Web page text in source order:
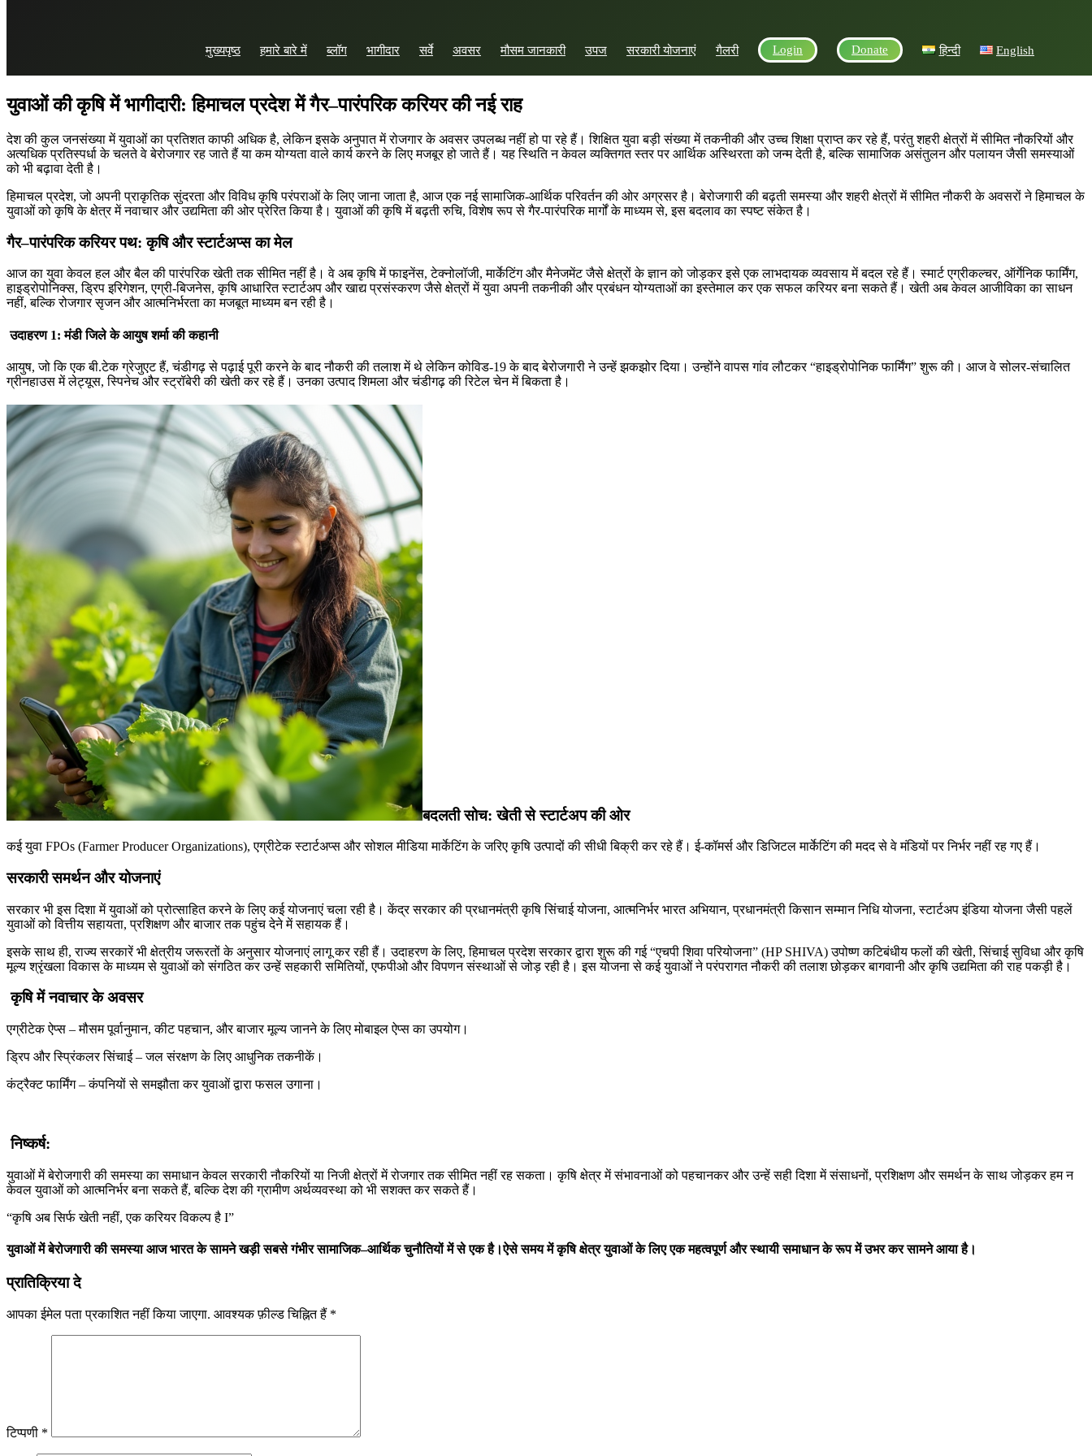
मुख्यपृष्ठ हमारे बारे में ब्लॉग भागीदार सर्वे अवसर मौसम जानकारी उपज सरकारी योजनाएं गैलरी Login Donate हिन्दी English
युवाओं की कृषि में भागीदारी:हिमाचल प्रदेश में गैर–पारंपरिक करियर की नई राह
देश की कुल जनसंख्या में युवाओं का प्रतिशत काफी अधिक है, लेकिन इसके अनुपात में रोजगार के अवसर उपलब्ध नहीं हो पा रहे हैं। शिक्षित युवा बड़ी संख्या में तकनीकी और उच्च शिक्षा प्राप्त कर रहे हैं, परंतु शहरी क्षेत्रों में सीमित नौकरियों और
अत्यधिक प्रतिस्पर्धा के चलते वे बेरोजगार रह जाते हैं या कम योग्यता वाले कार्य करने के लिए मजबूर हो जाते हैं। यह स्थिति न केवल व्यक्तिगत स्तर पर आर्थिक अस्थिरता को जन्म देती है, बल्कि सामाजिक असंतुलन और पलायन जैसी समस्याओं
को भी बढ़ावा देती है।
हिमाचल प्रदेश, जो अपनी प्राकृतिक सुंदरता और विविध कृषि परंपराओं के लिए जाना जाता है, आज एक नई सामाजिक-आर्थिक परिवर्तन की ओर अग्रसर है। बेरोजगारी की बढ़ती समस्या और शहरी क्षेत्रों में सीमित नौकरी के अवसरों ने हिमाचल के
युवाओं को कृषि के क्षेत्र में नवाचार और उद्यमिता की ओर प्रेरित किया है। युवाओं की कृषि में बढ़ती रुचि, विशेष रूप से गैर-पारंपरिक मार्गों के माध्यम से, इस बदलाव का स्पष्ट संकेत है।
गैर–पारंपरिक करियर पथ:कृषि और स्टार्टअप्स का मेल
आज का युवा केवल हल और बैल की पारंपरिक खेती तक सीमित नहीं है। वे अब कृषि में फाइनेंस, टेक्नोलॉजी, मार्केटिंग और मैनेजमेंट जैसे क्षेत्रों के ज्ञान को जोड़कर इसे एक लाभदायक व्यवसाय में बदल रहे हैं। स्मार्ट एग्रीकल्चर, ऑर्गेनिक फार्मिंग,
हाइड्रोपोनिक्स, ड्रिप इरिगेशन, एग्री-बिजनेस, कृषि आधारित स्टार्टअप और खाद्य प्रसंस्करण जैसे क्षेत्रों में युवा अपनी तकनीकी और प्रबंधन योग्यताओं का इस्तेमाल कर एक सफल करियर बना सकते हैं। खेती अब केवल आजीविका का साधन
नहीं, बल्कि रोजगार सृजन और आत्मनिर्भरता का मजबूत माध्यम बन रही है।
उदाहरण 1: मंडी जिले के आयुष शर्मा की कहानी
आयुष, जो कि एक बी.टेक ग्रेजुएट हैं, चंडीगढ़ से पढ़ाई पूरी करने के बाद नौकरी की तलाश में थे लेकिन कोविड-19 के बाद बेरोजगारी ने उन्हें झकझोर दिया। उन्होंने वापस गांव लौटकर “हाइड्रोपोनिक फार्मिंग” शुरू की। आज वे सोलर-संचालित
ग्रीनहाउस में लेट्यूस, स्पिनेच और स्ट्रॉबेरी की खेती कर रहे हैं। उनका उत्पाद शिमला और चंडीगढ़ की रिटेल चेन में बिकता है।
बदलती सोच:खेती से स्टार्टअप की ओर
कई युवा FPOs (Farmer Producer Organizations), एग्रीटेक स्टार्टअप्स और सोशल मीडिया मार्केटिंग के जरिए कृषि उत्पादों की सीधी बिक्री कर रहे हैं। ई-कॉमर्स और डिजिटल मार्केटिंग की मदद से वे मंडियों पर निर्भर नहीं रह गए हैं।
सरकारी समर्थन और योजनाएं
सरकार भी इस दिशा में युवाओं को प्रोत्साहित करने के लिए कई योजनाएं चला रही है। केंद्र सरकार की प्रधानमंत्री कृषि सिंचाई योजना, आत्मनिर्भर भारत अभियान, प्रधानमंत्री किसान सम्मान निधि योजना, स्टार्टअप इंडिया योजना जैसी पहलें
युवाओं को वित्तीय सहायता, प्रशिक्षण और बाजार तक पहुंच देने में सहायक हैं।
इसके साथ ही, राज्य सरकारें भी क्षेत्रीय जरूरतों के अनुसार योजनाएं लागू कर रही हैं। उदाहरण के लिए, हिमाचल प्रदेश सरकार द्वारा शुरू की गई “एचपी शिवा परियोजना” (HP SHIVA) उपोष्ण कटिबंधीय फलों की खेती, सिंचाई सुविधा और कृषि
मूल्य श्रृंखला विकास के माध्यम से युवाओं को संगठित कर उन्हें सहकारी समितियों, एफपीओ और विपणन संस्थाओं से जोड़ रही है। इस योजना से कई युवाओं ने परंपरागत नौकरी की तलाश छोड़कर बागवानी और कृषि उद्यमिता की राह पकड़ी है।
कृषि में नवाचार के अवसर
एग्रीटेक ऐप्स – मौसम पूर्वानुमान, कीट पहचान, और बाजार मूल्य जानने के लिए मोबाइल ऐप्स का उपयोग।
ड्रिप और स्प्रिंकलर सिंचाई – जल संरक्षण के लिए आधुनिक तकनीकें।
कंट्रैक्ट फार्मिंग – कंपनियों से समझौता कर युवाओं द्वारा फसल उगाना।
निष्कर्ष:
युवाओं में बेरोजगारी की समस्या का समाधान केवल सरकारी नौकरियों या निजी क्षेत्रों में रोजगार तक सीमित नहीं रह सकता। कृषि क्षेत्र में संभावनाओं को पहचानकर और उन्हें सही दिशा में संसाधनों, प्रशिक्षण और समर्थन के साथ जोड़कर हम न
केवल युवाओं को आत्मनिर्भर बना सकते हैं, बल्कि देश की ग्रामीण अर्थव्यवस्था को भी सशक्त कर सकते हैं।
“कृषि अब सिर्फ खेती नहीं, एक करियर विकल्प है I”
युवाओं में बेरोजगारी की समस्या आज भारत के सामने खड़ी सबसे गंभीर सामाजिक–आर्थिक चुनौतियों में से एक है।ऐसे समय में कृषि क्षेत्र युवाओं के लिए एक महत्वपूर्ण और स्थायी समाधान के रूप में उभर कर सामने आया है।
प्रातिक्रिया दे
आपका ईमेल पता प्रकाशित नहीं किया जाएगा. आवश्यक फ़ील्ड चिह्नित हैं *
टिप्पणी *